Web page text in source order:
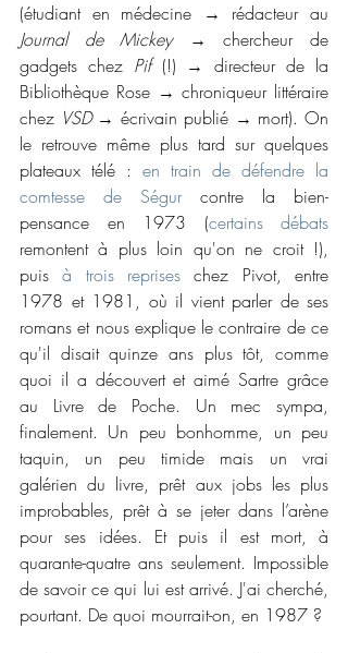
Journal de Mickey → chercheur de
gadgets chez Pif (!) → directeur de la
Bibliothèque Rose → chroniqueur littéraire
chez VSD → écrivain publié → mort). On
le retrouve même plus tard sur quelques
plateaux télé : en train de défendre la
comtesse de Ségur contre la bien-
pensance en 1973 (certains débats
remontent à plus loin qu'on ne croit !),
puis à trois reprises chez Pivot, entre
1978 et 1981, où il vient parler de ses
romans et nous explique le contraire de ce
qu'il disait quinze ans plus tôt, comme
quoi il a découvert et aimé Sartre grâce
au Livre de Poche. Un mec sympa,
finalement. Un peu bonhomme, un peu
taquin, un peu timide mais un vrai
galérien du livre, prêt aux jobs les plus
improbables, prêt à se jeter dans l’arène
pour ses idées. Et puis il est mort, à
quarante-quatre ans seulement. Impossible
de savoir ce qui lui est arrivé. J'ai cherché,
pourtant. De quoi mourrait-on, en 1987 ?